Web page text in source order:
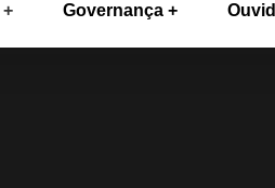
Governança